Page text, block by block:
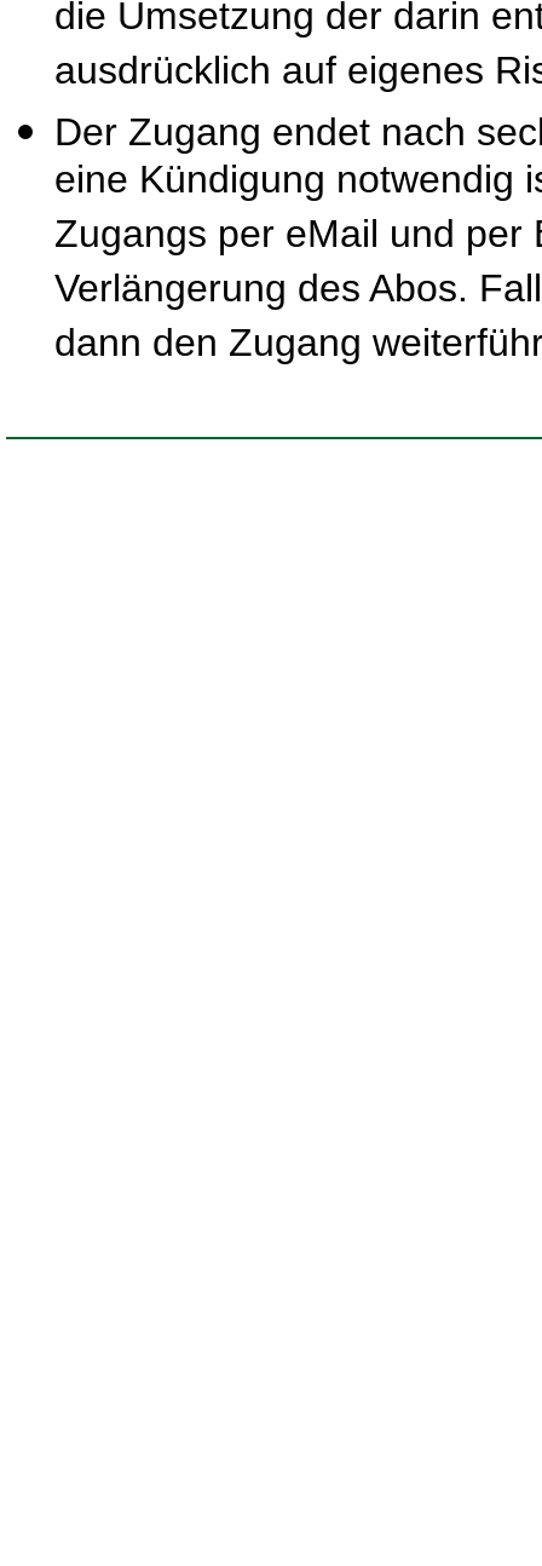
die Umsetzung der darin
ausdrücklich auf eigenes
Der Zugang endet nach
eine Kündigung notwendig
Zugangs per eMail und per
Verlängerung des Abos.
dann den Zugang